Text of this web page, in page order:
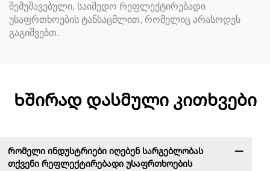
შემუშავებული, საიმედო რეფლექტირებადი
უსაფრთხოების ტანსაცმლით, რომელიც არასოდეს
გაგიშვებთ.
Ხშირად დასმული კითხვები
Რომელი ინდუსტრიები იღებენ სარგებლობას
თქვენი რეფლექტირებადი უსაფრთხოების